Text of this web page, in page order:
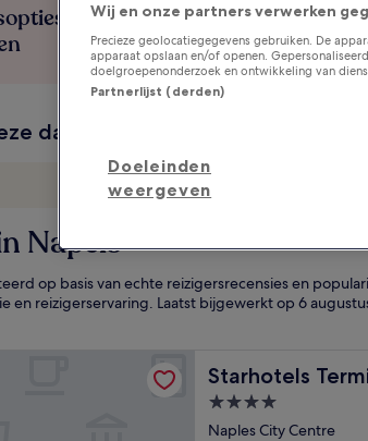
als je
Verzamel
nacht van
datums
7 aug - 8 aug
Napels
op basis van echte reizigersrecensies en
en reizigerservaring. Laatst bijgewerkt op 6
Starhotels
Starhotels Terminus
4.0-
Naples City Centre
Wij en onze partners verwerken
Precieze geolocatiegegevens gebruiken. De
apparaat opslaan en/of openen.
doelgroepenonderzoek en ontwikkeling van
Partnerlijst (derden)
Doeleinden
weergeven